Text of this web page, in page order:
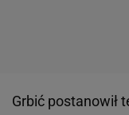
Grbić postanowił